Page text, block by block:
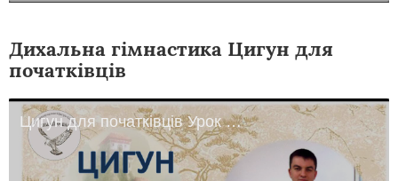
Дихальна гімнастика Цигун для
початківців
Цигун для початківців Урок № 1